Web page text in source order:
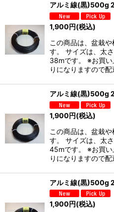
アルミ線(黒)500g
1,900円(税込)
この商品は、盆栽
す。 サイズは、太
38mです。 ※お買い
りになりますので
アルミ線(黒)500g
1,900円(税込)
この商品は、盆栽
す。 サイズは、太
45mです。 ※お買い
りになりますので
アルミ線(黒)500g
1,900円(税込)